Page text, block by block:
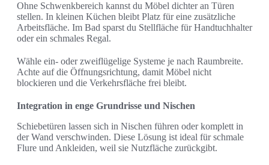
Ohne Schwenkbereich kannst du Möbel dichter an Türen
stellen. In kleinen Küchen bleibt Platz für eine zusätzliche
Arbeitsfläche. Im Bad sparst du Stellfläche für Handtuchhalter
oder ein schmales Regal.
Wähle ein- oder zweiflügelige Systeme je nach Raumbreite.
Achte auf die Öffnungsrichtung, damit Möbel nicht
blockieren und die Verkehrsfläche frei bleibt.
Integration in enge Grundrisse und Nischen
Schiebetüren lassen sich in Nischen führen oder komplett in
der Wand verschwinden. Diese Lösung ist ideal für schmale
Flure und Ankleiden, weil sie Nutzfläche zurückgibt.